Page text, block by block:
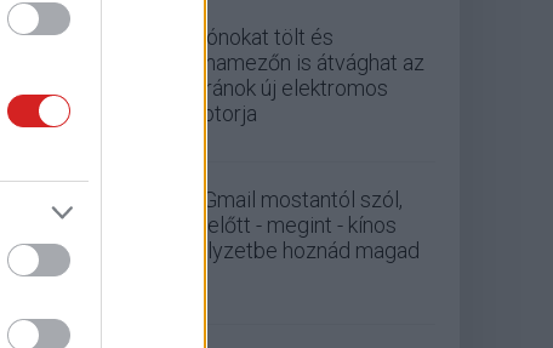
Drónokat tölt és
aknamezőn is átvághat az
ukránok új elektromos
motorja
A Gmail mostantól szól,
mielőtt - megint - kínos
helyzetbe hoznád magad